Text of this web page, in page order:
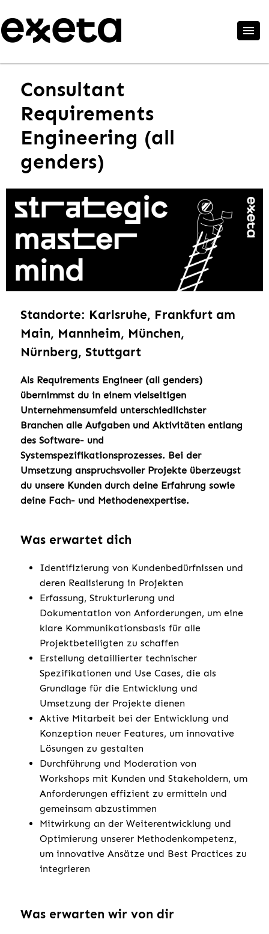
Consultant
Requirements
Engineering (all
genders)
Standorte: Karlsruhe, Frankfurt am
Main, Mannheim, München,
Nürnberg, Stuttgart
Als Requirements Engineer (all genders)
übernimmst du in einem vielseitigen
Unternehmensumfeld unterschiedlichster
Branchen alle Aufgaben und Aktivitäten entlang
des Software- und
Systemspezifikationsprozesses. Bei der
Umsetzung anspruchsvoller Projekte überzeugst
du unsere Kunden durch deine Erfahrung sowie
deine Fach- und Methodenexpertise.
Was erwartet dich
Identifizierung von Kundenbedürfnissen und
deren Realisierung in Projekten
Erfassung, Strukturierung und
Dokumentation von Anforderungen, um eine
klare Kommunikationsbasis für alle
Projektbeteiligten zu schaffen
Erstellung detaillierter technischer
Spezifikationen und Use Cases, die als
Grundlage für die Entwicklung und
Umsetzung der Projekte dienen
Aktive Mitarbeit bei der Entwicklung und
Konzeption neuer Features, um innovative
Lösungen zu gestalten
Durchführung und Moderation von
Workshops mit Kunden und Stakeholdern, um
Anforderungen effizient zu ermitteln und
gemeinsam abzustimmen
Mitwirkung an der Weiterentwicklung und
Optimierung unserer Methodenkompetenz,
um innovative Ansätze und Best Practices zu
integrieren
Was erwarten wir von dir